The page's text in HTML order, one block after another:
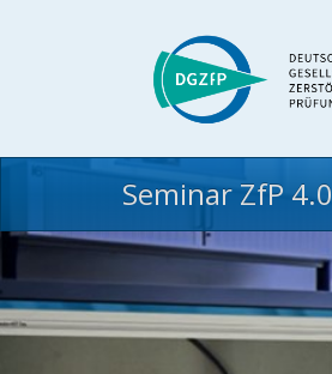
Seminar ZfP 4.0